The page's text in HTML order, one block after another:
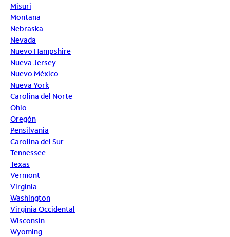
Misuri
Montana
Nebraska
Nevada
Nuevo Hampshire
Nueva Jersey
Nuevo México
Nueva York
Carolina del Norte
Ohio
Oregón
Pensilvania
Carolina del Sur
Tennessee
Texas
Vermont
Virginia
Washington
Virginia Occidental
Wisconsin
Wyoming